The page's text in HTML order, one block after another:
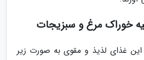
خوراک مرغ و سبزیجات
این غذای لذیذ و مقوی به صورت زیر